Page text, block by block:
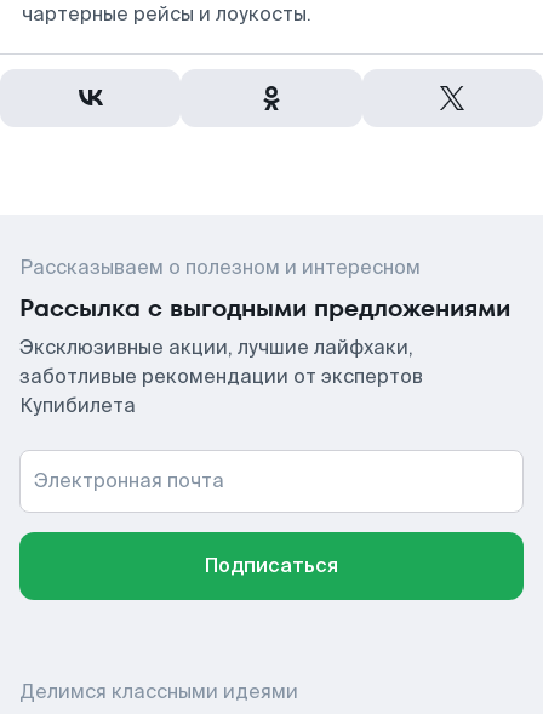
чартерные рейсы и лоукосты.
Рассказываем о полезном и интересном
Рассылка с выгодными предложениями
Эксклюзивные акции, лучшие лайфхаки,
заботливые рекомендации от экспертов
Купибилета
Электронная почта
Подписаться
Делимся классными идеями